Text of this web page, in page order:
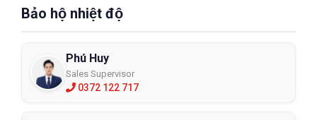
Bảo hộ nhiệt độ
Phú Huy
Sales Supervisor
0372 122 717